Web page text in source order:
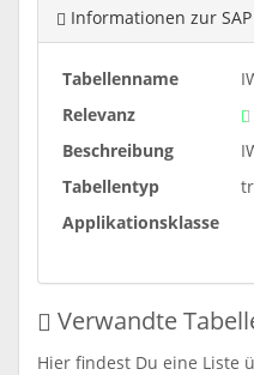
Informationen zur
Tabellenname
Relevanz
Beschreibung
Tabellentyp
Applikationsklasse
Verwandte
Hier findest Du eine Liste